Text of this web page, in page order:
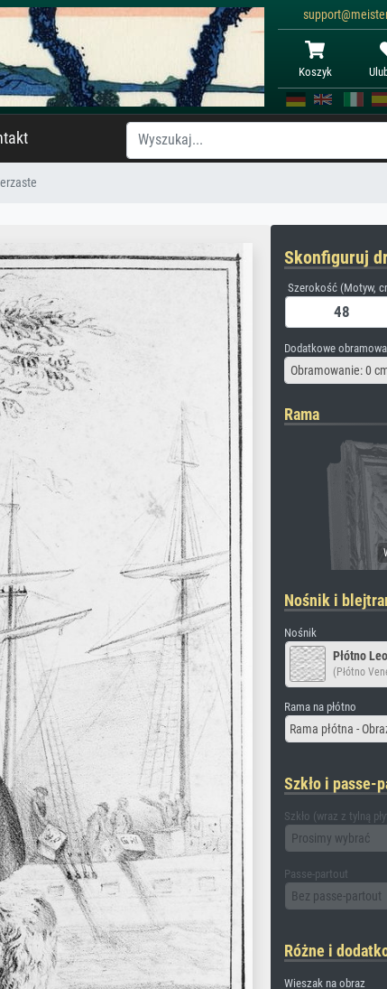
Koszyk
Skonfiguruj
Szerokość (Motyw,
Dodatkowe
Obramowanie: 0
Rama
Nośnik i
Nośnik
Płótno
(Płótno
Rama na płótno
Rama płótna -
Szkło i passe-
Szkło (wraz z tylną
Prosimy wybrać
Passe-partout
Bez passe-partout
Różne i
Wieszak na obraz